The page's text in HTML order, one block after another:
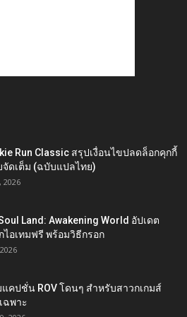
Run Classic สรุปเงื่อนไขปลดล็อกคุกกี้
ดเต็ม (ฉบับแปลไทย)
2026
Land: Awakening World อัปเดต
ไอเทมฟรี พร้อมวิธีกรอก
คปชั่น ROV โดนๆ สำหรับสาวกเกมส์
ฉพาะ